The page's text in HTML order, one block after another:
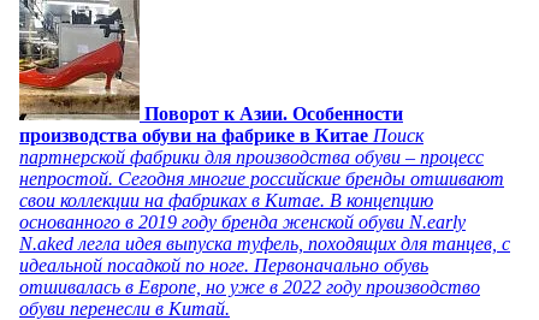
Поворот к Азии. Особенности
производства обуви на фабрике в Китае Поиск
партнерской фабрики для производства обуви – процесс
непростой. Сегодня многие российские бренды отшивают
свои коллекции на фабриках в Китае. В концепцию
основанного в 2019 году бренда женской обуви N.early
N.aked легла идея выпуска туфель, походящих для танцев, с
идеальной посадкой по ноге. Первоначально обувь
отшивалась в Европе, но уже в 2022 году производство
обуви перенесли в Китай.